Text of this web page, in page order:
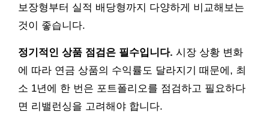
보장형부터 실적 배당형까지 다양하게 비교해보는
것이 좋습니다.
정기적인 상품 점검은 필수입니다. 시장 상황 변화
에 따라 연금 상품의 수익률도 달라지기 때문에, 최
소 1년에 한 번은 포트폴리오를 점검하고 필요하다
면 리밸런싱을 고려해야 합니다.